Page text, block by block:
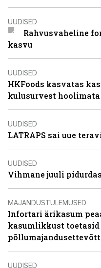
UUDISED
Rahvusvaheline
kasvu
UUDISED
HKFoods kasvatas
kulusurvest hoolimata
UUDISED
LATRAPS sai uue
UUDISED
Vihmane juuli
MAJANDUSTULEMUSED
Infortari ärikasum
kasumlikkust toetasid
UUDISED